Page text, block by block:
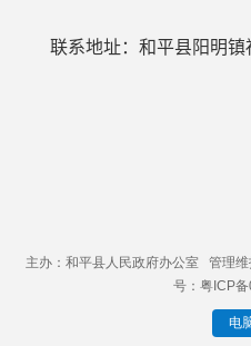
联系地址：和平县阳明镇
主办：和平县人民政府办公室 管理
号：粤ICP
电